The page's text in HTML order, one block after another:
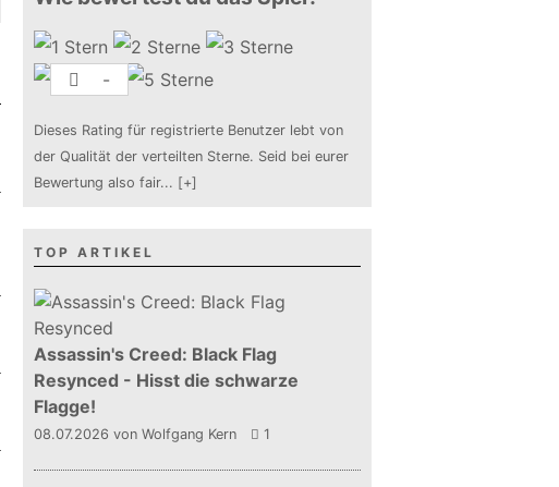
-
Dieses Rating für registrierte Benutzer lebt von
der Qualität der verteilten Sterne. Seid bei eurer
Bewertung also fair... [+]
TOP ARTIKEL
Assassin's Creed: Black Flag
Resynced - Hisst die schwarze
Flagge!
08.07.2026 von Wolfgang Kern 1